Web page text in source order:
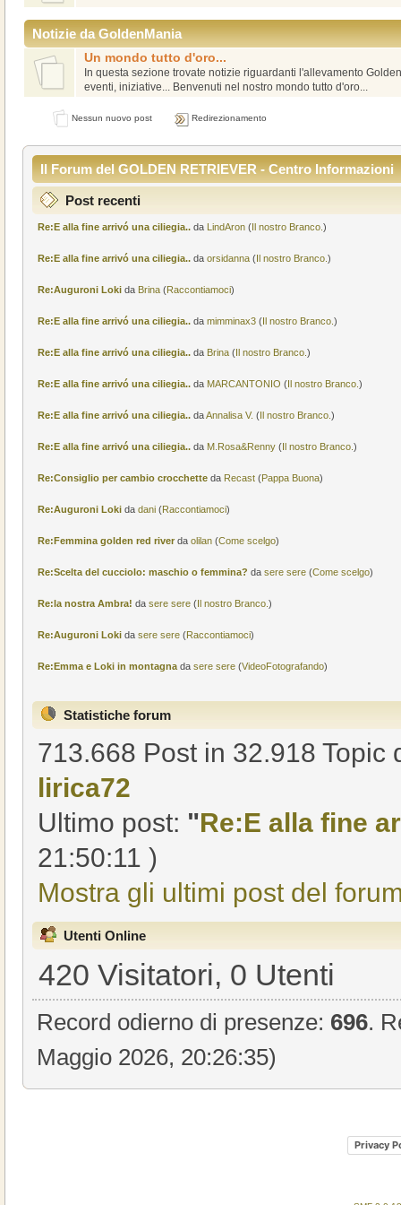
Notizie da GoldenMania
Un mondo tutto d'oro...
In questa sezione trovate notizie riguardanti l'allevamento
eventi, iniziative... Benvenuti nel nostro mondo tutto d'oro...
Nessun nuovo post Redirezionamento
Il Forum del GOLDEN RETRIEVER - Centro Informazioni
Post recenti
Re:E alla fine arrivó una ciliegia..da LindAron(Il nostro Branco. )
Re:E alla fine arrivó una ciliegia..da orsidanna(Il nostro Branco. )
Re:Auguroni Lokida Brina(Raccontiamoci)
Re:E alla fine arrivó una ciliegia..da mimminax3(Il nostro Branco. )
Re:E alla fine arrivó una ciliegia..da Brina(Il nostro Branco. )
Re:E alla fine arrivó una ciliegia..da MARCANTONIO (Il nostro Branco. )
Re:E alla fine arrivó una ciliegia..daAnnalisa V. (Il nostro Branco. )
Re:E alla fine arrivó una ciliegia..da M.Rosa&Renny(Il nostro Branco. )
Re:Consiglio per cambio crocchette da Recast(Pappa Buona)
Re:Auguroni Lokida dani(Raccontiamoci)
Re:Femmina golden red river da olilan(Come scelgo)
Re:Scelta del cucciolo: maschio o femmina? da sere sere(Come scelgo)
Re:la nostra Ambra! da sere sere(Il nostro Branco. )
Re:Auguroni Lokida sere sere(Raccontiamoci)
Re:Emma e Loki in montagna da sere sere(VideoFotografando)
Statistiche forum
713.668 Post in 32.918
lirica72
Ultimo post: "Re:E alla fine
21:50:11 )
Mostra gli ultimi post del
Utenti Online
420 Visitatori, 0 Utenti
Record odierno di presenze: 696.
Maggio 2026, 20:26:35)
Privacy